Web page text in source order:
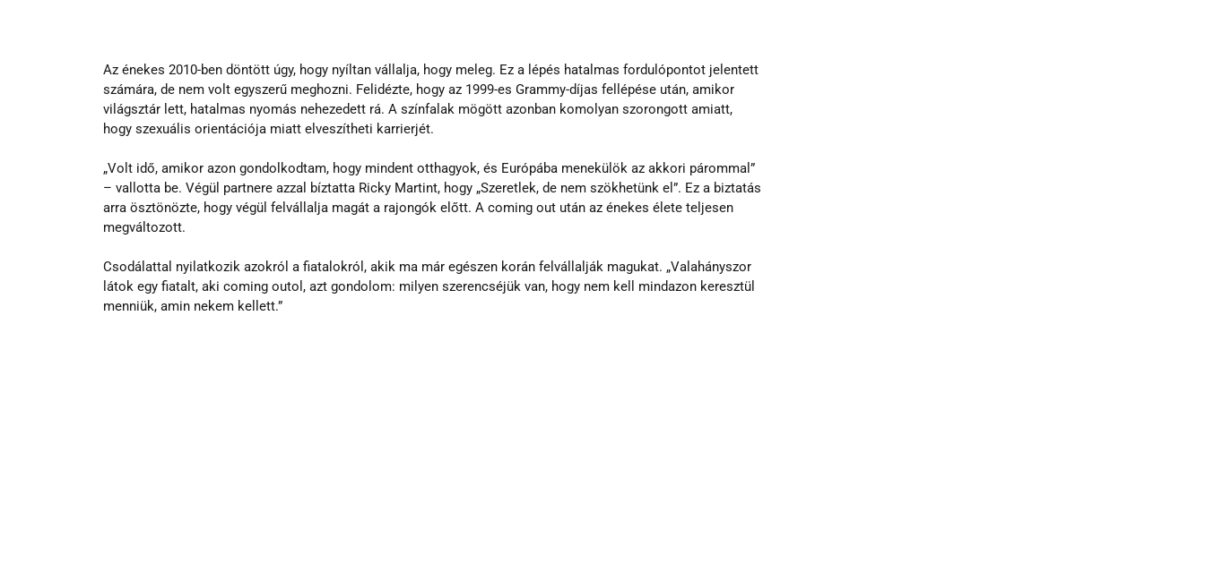
Az énekes 2010-ben döntött úgy, hogy nyíltan vállalja, hogy meleg. Ez a lépés hatalmas fordulópontot jelentett
számára, de nem volt egyszerű meghozni. Felidézte, hogy az 1999-es Grammy-díjas fellépése után, amikor
világsztár lett, hatalmas nyomás nehezedett rá. A színfalak mögött azonban komolyan szorongott amiatt,
hogy szexuális orientációja miatt elveszítheti karrierjét.
„Volt idő, amikor azon gondolkodtam, hogy mindent otthagyok, és Európába menekülök az akkori párommal”
– vallotta be. Végül partnere azzal bíztatta Ricky Martint, hogy „Szeretlek, de nem szökhetünk el”. Ez a biztatás
arra ösztönözte, hogy végül felvállalja magát a rajongók előtt. A coming out után az énekes élete teljesen
megváltozott.
Csodálattal nyilatkozik azokról a fiatalokról, akik ma már egészen korán felvállalják magukat. „Valahányszor
látok egy fiatalt, aki coming outol, azt gondolom: milyen szerencséjük van, hogy nem kell mindazon keresztül
menniük, amin nekem kellett.”